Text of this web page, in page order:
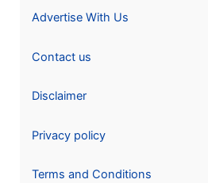
Advertise With Us
Contact us
Disclaimer
Privacy policy
Terms and Conditions